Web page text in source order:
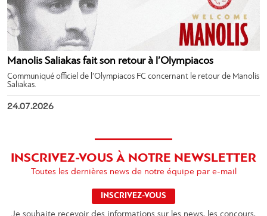
Manolis Saliakas fait son retour à l’Olympiacos
Communiqué officiel de l’Olympiacos FC concernant le retour de Manolis
Saliakas.
24.07.2026
INSCRIVEZ-VOUS À NOTRE NEWSLETTER
Toutes les dernières news de notre équipe par e-mail
INSCRIVEZ-VOUS